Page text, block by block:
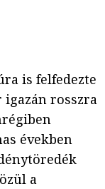
is felfedezte
igazán rosszra
években
a